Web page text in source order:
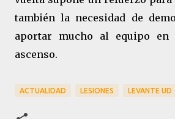
también la necesidad de
aportar mucho al equipo
ascenso.
ACTUALIDAD LESIONES LEVANTE UD